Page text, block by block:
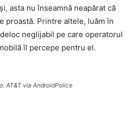
asta nu înseamnă neapărat că
proastă. Printre altele, luăm în
neglijabil pe care operatorul
îl percepe pentru el.
AT&T via AndroidPolice